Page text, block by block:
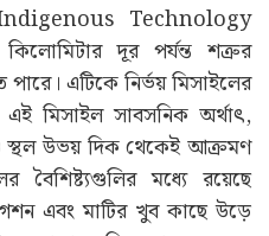
Technology
দূর পর্যন্ত শত্রুর
এটিকে নির্ভয় মিসাইলের
মিসাইল সাবসনিক অর্থাৎ,
স্থল উভয় দিক থেকেই আক্রমণ
বৈশিষ্ট্যগুলির মধ্যে রয়েছে
এবং মাটির খুব কাছে উড়ে